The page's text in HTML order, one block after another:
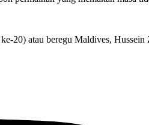
20) atau beregu Maldives, Hussein